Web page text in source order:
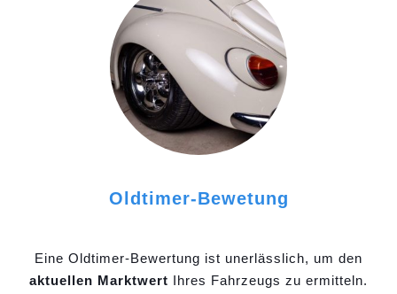
Oldtimer-Bewetung
Eine Oldtimer-Bewertung ist unerlässlich, um den
aktuellen Marktwert Ihres Fahrzeugs zu ermitteln.